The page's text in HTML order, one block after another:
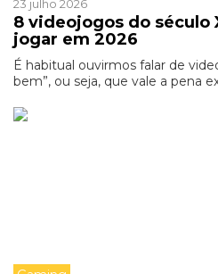
23 julho 2026
8 videojogos do século
jogar em 2026
É habitual ouvirmos falar de
bem”, ou seja, que vale a pena